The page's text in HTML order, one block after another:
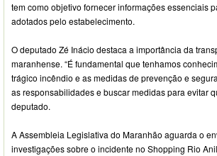
tem como objetivo fornecer informações essenciais
adotados pelo estabelecimento.
O deputado Zé Inácio destaca a importância da
maranhense. “É fundamental que tenhamos
trágico incêndio e as medidas de prevenção e
as responsabilidades e buscar medidas para evitar
deputado.
A Assembleia Legislativa do Maranhão aguarda o
investigações sobre o incidente no Shopping Rio